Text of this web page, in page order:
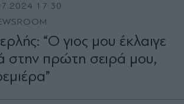
17:30
“Ο γιος μου έκλαιγε
στην πρώτη σειρά μου,